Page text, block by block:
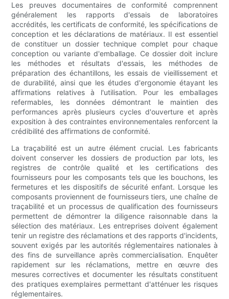
Les preuves documentaires de conformité comprennent
généralement les rapports d'essais de laboratoires
accrédités, les certificats de conformité, les spécifications de
conception et les déclarations de matériaux. Il est essentiel
de constituer un dossier technique complet pour chaque
conception ou variante d'emballage. Ce dossier doit inclure
les méthodes et résultats d'essais, les méthodes de
préparation des échantillons, les essais de vieillissement et
de durabilité, ainsi que les études d'ergonomie étayant les
affirmations relatives à l'utilisation. Pour les emballages
refermables, les données démontrant le maintien des
performances après plusieurs cycles d'ouverture et après
exposition à des contraintes environnementales renforcent la
crédibilité des affirmations de conformité.
La traçabilité est un autre élément crucial. Les fabricants
doivent conserver les dossiers de production par lots, les
registres de contrôle qualité et les certifications des
fournisseurs pour les composants tels que les bouchons, les
fermetures et les dispositifs de sécurité enfant. Lorsque les
composants proviennent de fournisseurs tiers, une chaîne de
traçabilité et un processus de qualification des fournisseurs
permettent de démontrer la diligence raisonnable dans la
sélection des matériaux. Les entreprises doivent également
tenir un registre des réclamations et des rapports d'incidents,
souvent exigés par les autorités réglementaires nationales à
des fins de surveillance après commercialisation. Enquêter
rapidement sur les réclamations, mettre en œuvre des
mesures correctives et documenter les résultats constituent
des pratiques exemplaires permettant d'atténuer les risques
réglementaires.